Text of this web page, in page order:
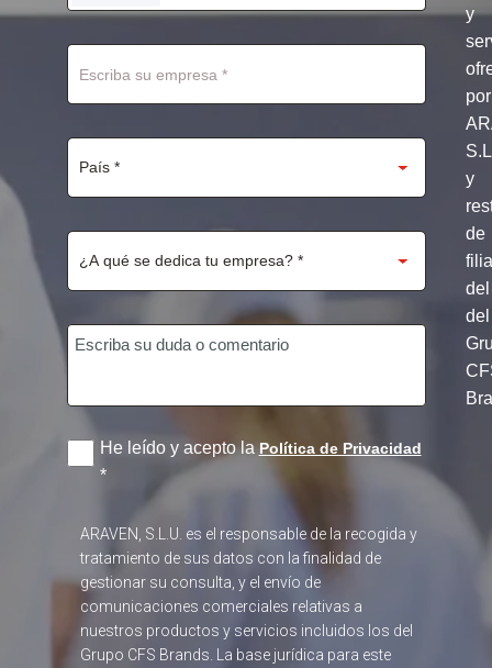
STATES
y
por
y
de
del
del
He leído y acepto laPolítica de Privacidad
*
ARAVEN, S.L.U. es el responsable de la recogida y
tratamiento de sus datos con la finalidad de
gestionar su consulta, y el envío de
comunicaciones comerciales relativas a
nuestros productos y servicios incluidos los del
Grupo CFS Brands. La base jurídica para este